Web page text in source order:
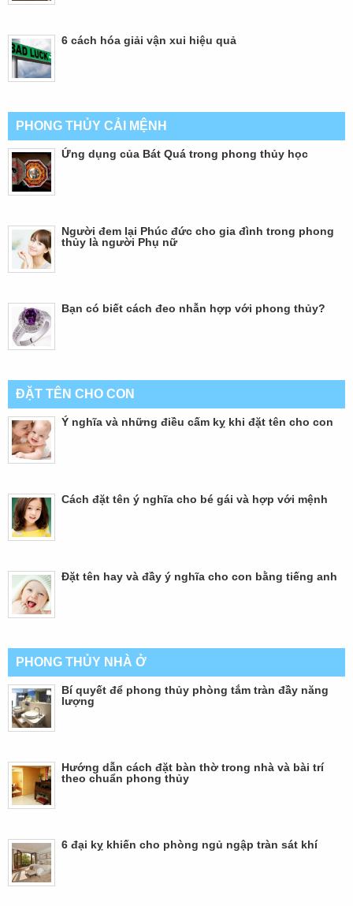
6 cách hóa giải vận xui hiệu quả
PHONG THỦY CẢI MỆNH
Ứng dụng của Bát Quá trong phong thủy học
Người đem lại Phúc đức cho gia đình trong phong
thủy là người Phụ nữ
Bạn có biết cách đeo nhẫn hợp với phong thủy?
ĐẶT TÊN CHO CON
Ý nghĩa và những điều cấm kỵ khi đặt tên cho con
Cách đặt tên ý nghĩa cho bé gái và hợp với mệnh
Đặt tên hay và đầy ý nghĩa cho con bằng tiếng anh
PHONG THỦY NHÀ Ở
Bí quyết để phong thủy phòng tắm tràn đầy năng
lượng
Hướng dẫn cách đặt bàn thờ trong nhà và bài trí
theo chuẩn phong thủy
6 đại kỵ khiến cho phòng ngủ ngập tràn sát khí